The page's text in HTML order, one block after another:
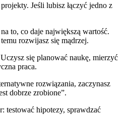
Jeśli lubisz łączyć jedno z
to, co daje największą wartość.
rozwijasz się mądrzej.
się planować naukę, mierzyć
praca.
rozwiązania, zaczynasz
dobrze zrobione”.
testować hipotezy, sprawdzać